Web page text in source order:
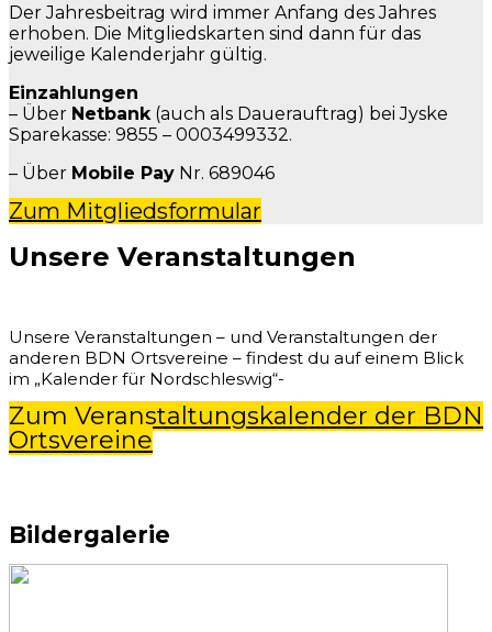
Der Jahresbeitrag wird immer Anfang des Jahres
erhoben. Die Mitgliedskarten sind dann für das
jeweilige Kalenderjahr gültig.
Einzahlungen
– Über Netbank (auch als Dauerauftrag) bei Jyske
Sparekasse: 9855 – 0003499332.
– Über Mobile Pay Nr. 689046
Zum Mitgliedsformular
Unsere Veranstaltungen
Unsere Veranstaltungen – und Veranstaltungen der
anderen BDN Ortsvereine – findest du auf einem Blick
im „Kalender für Nordschleswig“-
Zum Veranstaltungskalender der BDN
Ortsvereine
Bildergalerie